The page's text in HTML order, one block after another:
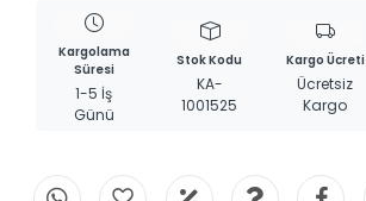
Kargolama
Süresi
1-5 İş
Günü
Stok Kodu
KA-
1001525
Kargo Ücreti
Ücretsiz
Kargo